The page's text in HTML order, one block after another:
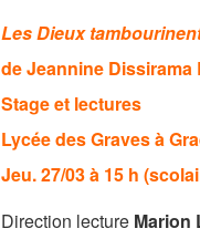
Les Dieux
de Jeannine Dissirama
Stage et lectures
Lycée des Graves à
Jeu. 27/03 à 15 h
Direction lecture Marion